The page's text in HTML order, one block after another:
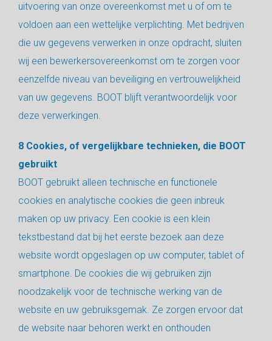
uitvoering van onze overeenkomst met u of om te
voldoen aan een wettelijke verplichting. Met bedrijven
die uw gegevens verwerken in onze opdracht, sluiten
wij een bewerkersovereenkomst om te zorgen voor
eenzelfde niveau van beveiliging en vertrouwelijkheid
van uw gegevens. BOOT blijft verantwoordelijk voor
deze verwerkingen.
8 Cookies, of vergelijkbare technieken, die BOOT
gebruikt
BOOT gebruikt alleen technische en functionele
cookies en analytische cookies die geen inbreuk
maken op uw privacy. Een cookie is een klein
tekstbestand dat bij het eerste bezoek aan deze
website wordt opgeslagen op uw computer, tablet of
smartphone. De cookies die wij gebruiken zijn
noodzakelijk voor de technische werking van de
website en uw gebruiksgemak. Ze zorgen ervoor dat
de website naar behoren werkt en onthouden